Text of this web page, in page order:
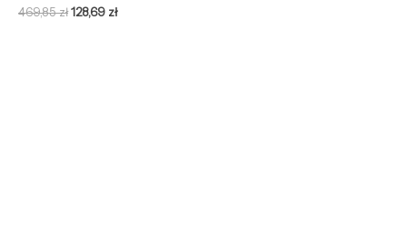
469,85zł128,69 zł